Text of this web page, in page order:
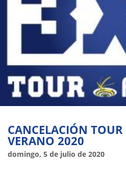
CANCELACIÓN
VERANO 2020
domingo, 5 de julio de 2020